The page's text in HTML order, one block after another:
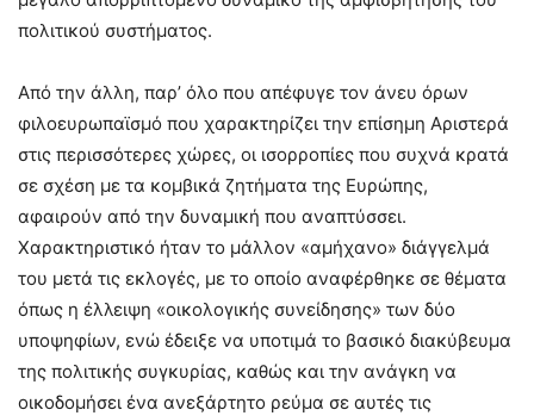
πολιτικού συστήματος.
Από την άλλη, παρ’ όλο που απέφυγε τον άνευ όρων
φιλοευρωπαϊσμό που χαρακτηρίζει την επίσημη Αριστερά
στις περισσότερες χώρες, οι ισορροπίες που συχνά κρατά
σε σχέση με τα κομβικά ζητήματα της Ευρώπης,
αφαιρούν από την δυναμική που αναπτύσσει.
Χαρακτηριστικό ήταν το μάλλον «αμήχανο» διάγγελμά
του μετά τις εκλογές, με το οποίο αναφέρθηκε σε θέματα
όπως η έλλειψη «οικολογικής συνείδησης» των δύο
υποψηφίων, ενώ έδειξε να υποτιμά το βασικό διακύβευμα
της πολιτικής συγκυρίας, καθώς και την ανάγκη να
οικοδομήσει ένα ανεξάρτητο ρεύμα σε αυτές τις